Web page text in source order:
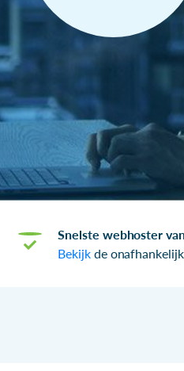
Snelste webhoster
Bekijkde